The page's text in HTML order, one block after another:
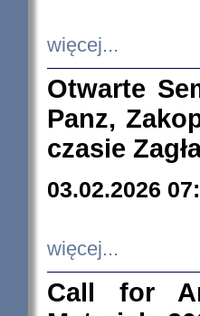
więcej...
Otwarte
Panz,
czasie
03.02.2026
więcej...
Call for